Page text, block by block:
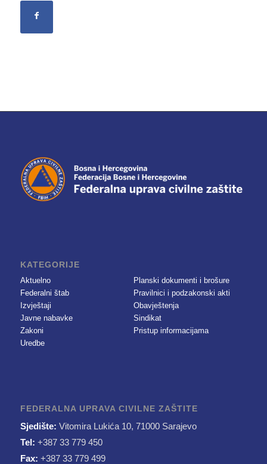
KATEGORIJE
Aktuelno
Federalni štab
Izvještaji
Javne nabavke
Zakoni
Uredbe
Planski dokumenti i brošure
Pravilnici i podzakonski akti
Obavještenja
Sindikat
Pristup informacijama
FEDERALNA UPRAVA CIVILNE ZAŠTITE
Sjedište: Vitomira Lukića 10, 71000 Sarajevo
Tel: +387 33 779 450
Fax: +387 33 779 499